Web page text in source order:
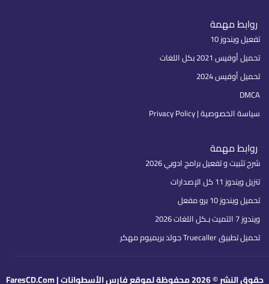
روابط مهمة
تفعيل ويندوز 10
تحميل أوفيس 2021 بكل اللغات
تحميل أوفيس 2024
DMCA
سياسة الخصوصية | Privacy Policy
روابط مهمة
شرح تثبيت و تفعيل برامج ادوبي 2026
تنزيل ويندوز 11 كل الإصدارات
تحميل ويندوز 10 برو مفعل
ويندوز 7 التميت بـكل اللغات 2026
تحميل تطبيق Truecaller جولد بريميوم مهكر
حقوق النشر © 2026 محفوظة لموقع فارس الأسطوانات | FaresCD.Com